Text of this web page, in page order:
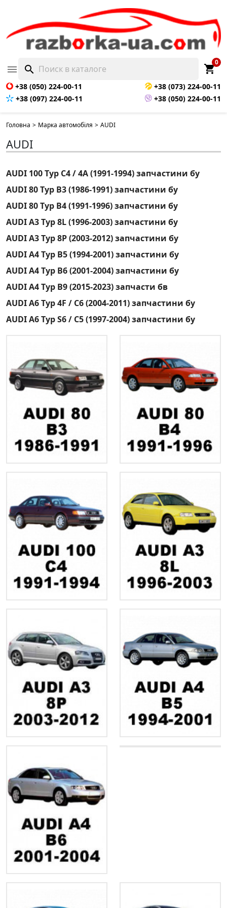
 search shopping_cart
0
+38 (050) 224-00-11
+38 (073) 224-00-11
+38 (097) 224-00-11
+38 (050) 224-00-11
Головна > Марка автомобіля > AUDI
AUDI
AUDI 100 Typ C4 / 4A (1991-1994) запчастини бу
AUDI 80 Typ B3 (1986-1991) запчастини бу
AUDI 80 Typ B4 (1991-1996) запчастини бу
AUDI A3 Typ 8L (1996-2003) запчастини бу
AUDI A3 Typ 8P (2003-2012) запчастини бу
AUDI A4 Typ B5 (1994-2001) запчастини бу
AUDI A4 Typ B6 (2001-2004) запчастини бу
AUDI A4 Typ B9 (2015-2023) запчасти бв
AUDI A6 Typ 4F / C6 (2004-2011) запчастини бу
AUDI A6 Typ S6 / C5 (1997-2004) запчастини бу